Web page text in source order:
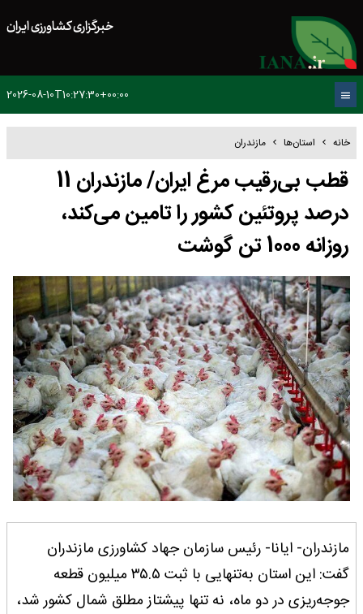
خبرگزاری کشاورزی ایران
2026-08-10T10:27:30+00:00
خانه استان‌ها مازندران
قطب بی‌رقیب مرغ ایران/ مازندران 11
درصد پروتئین کشور را تامین می‌کند،
روزانه 1000 تن گوشت
مازندران- ایانا- رئیس سازمان جهاد کشاورزی مازندران
گفت: این استان به‌تنهایی با ثبت ۳۵.۵ میلیون قطعه
جوجه‌ریزی در دو ماه، نه تنها پیشتاز مطلق شمال کشور شد،